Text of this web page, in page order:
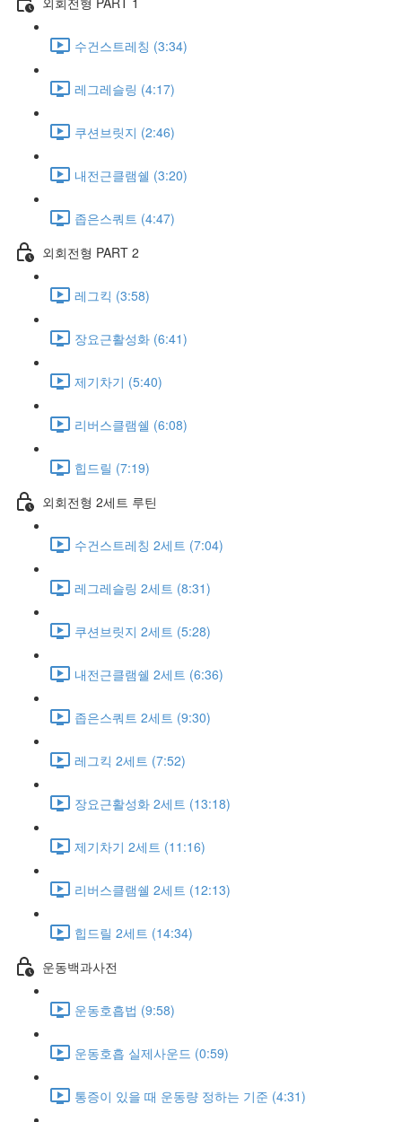
수건스트레칭 (3:34)
레그레슬링 (4:17)
쿠션브릿지 (2:46)
내전근클램쉘 (3:20)
좁은스쿼트 (4:47)
외회전형 PART 2
레그킥 (3:58)
장요근활성화 (6:41)
제기차기 (5:40)
리버스클램쉘 (6:08)
힙드릴 (7:19)
외회전형 2세트 루틴
수건스트레칭 2세트 (7:04)
레그레슬링 2세트 (8:31)
쿠션브릿지 2세트 (5:28)
내전근클램쉘 2세트 (6:36)
좁은스쿼트 2세트 (9:30)
레그킥 2세트 (7:52)
장요근활성화 2세트 (13:18)
제기차기 2세트 (11:16)
리버스클램쉘 2세트 (12:13)
힙드릴 2세트 (14:34)
운동백과사전
운동호흡법 (9:58)
운동호흡 실제사운드 (0:59)
통증이 있을 때 운동량 정하는 기준 (4:31)